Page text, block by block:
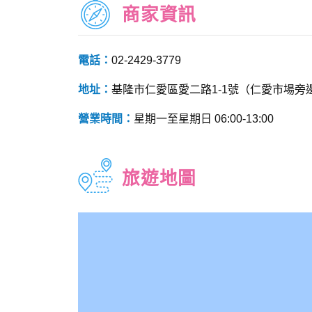
商家資訊
電話： 02-2429-3779
地址： 基隆市仁愛區愛二路1-1號（仁愛市場旁
營業時間： 星期一至星期日 06:00-13:00
旅遊地圖